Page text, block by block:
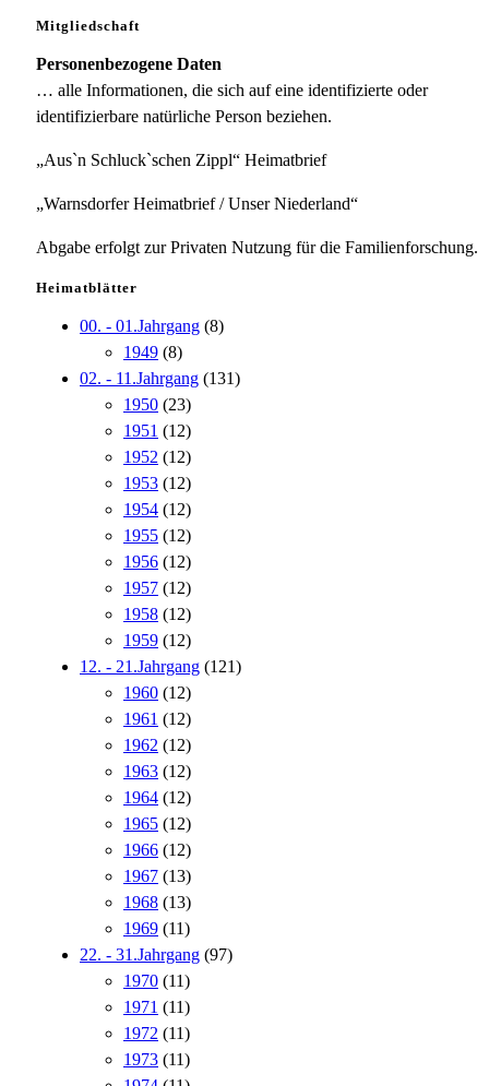
Mitgliedschaft
Personenbezogene Daten
… alle Informationen, die sich auf eine identifizierte oder
identifizierbare natürliche Person beziehen.
„Aus`n Schluck`schen Zippl“ Heimatbrief
„Warnsdorfer Heimatbrief / Unser Niederland“
Abgabe erfolgt zur Privaten Nutzung für die Familienforschung.
Heimatblätter
00. - 01.Jahrgang (8)
1949 (8)
02. - 11.Jahrgang (131)
1950 (23)
1951 (12)
1952 (12)
1953 (12)
1954 (12)
1955 (12)
1956 (12)
1957 (12)
1958 (12)
1959 (12)
12. - 21.Jahrgang (121)
1960 (12)
1961 (12)
1962 (12)
1963 (12)
1964 (12)
1965 (12)
1966 (12)
1967 (13)
1968 (13)
1969 (11)
22. - 31.Jahrgang (97)
1970 (11)
1971 (11)
1972 (11)
1973 (11)